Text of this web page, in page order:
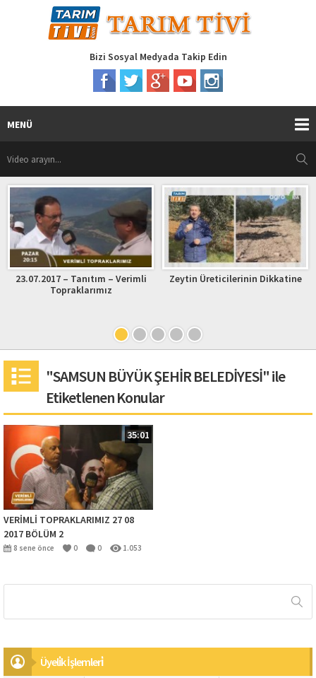
Bizi Sosyal Medyada Takip Edin
MENÜ
– Verimli
Zeytin Üreticilerinin Dikkatine
SOLUCAN
"SAMSUN BÜYÜK ŞEHİR BELEDİYESİ" ile
Etiketlenen Konular
35:01
VERİMLİ TOPRAKLARIMIZ 27 08
2017 BÖLÜM 2
8 sene önce 0 0 1.053
Üyeli̇k İşlemleri̇